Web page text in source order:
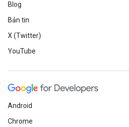
Blog
Bản tin
X (Twitter)
YouTube
Android
Chrome